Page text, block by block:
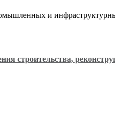
и
строительства,